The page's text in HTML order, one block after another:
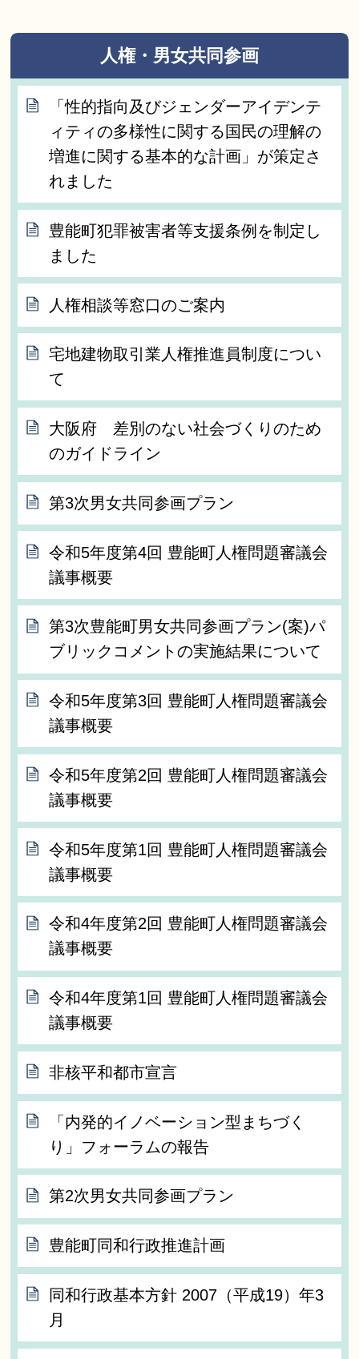
人権・男女共同参画
「性的指向及びジェンダーアイデンテ
ィティの多様性に関する国民の理解の
増進に関する基本的な計画」が策定さ
れました
豊能町犯罪被害者等支援条例を制定し
ました
人権相談等窓口のご案内
宅地建物取引業人権推進員制度につい
て
大阪府 差別のない社会づくりのため
のガイドライン
第3次男女共同参画プラン
令和5年度第4回 豊能町人権問題審議会
議事概要
第3次豊能町男女共同参画プラン(案)パ
ブリックコメントの実施結果について
令和5年度第3回 豊能町人権問題審議会
議事概要
令和5年度第2回 豊能町人権問題審議会
議事概要
令和5年度第1回 豊能町人権問題審議会
議事概要
令和4年度第2回 豊能町人権問題審議会
議事概要
令和4年度第1回 豊能町人権問題審議会
議事概要
非核平和都市宣言
「内発的イノベーション型まちづく
り」フォーラムの報告
第2次男女共同参画プラン
豊能町同和行政推進計画
同和行政基本方針 2007（平成19）年3
月